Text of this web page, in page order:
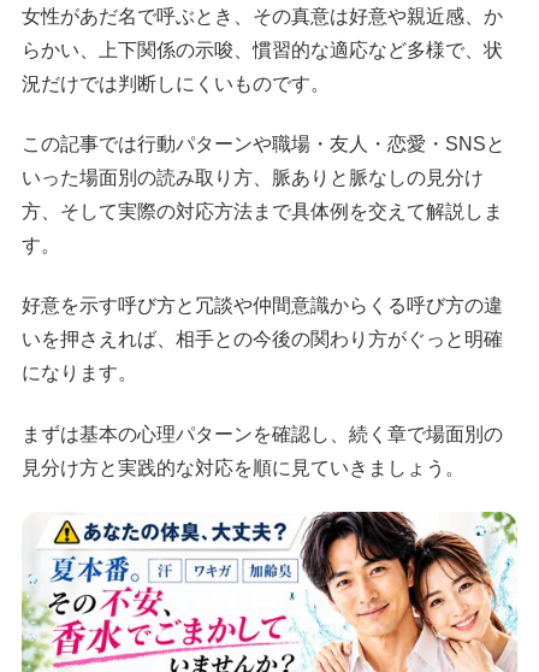
女性があだ名で呼ぶとき、その真意は好意や親近感、か
らかい、上下関係の示唆、慣習的な適応など多様で、状
況だけでは判断しにくいものです。
この記事では行動パターンや職場・友人・恋愛・SNSと
いった場面別の読み取り方、脈ありと脈なしの見分け
方、そして実際の対応方法まで具体例を交えて解説しま
す。
好意を示す呼び方と冗談や仲間意識からくる呼び方の違
いを押さえれば、相手との今後の関わり方がぐっと明確
になります。
まずは基本の心理パターンを確認し、続く章で場面別の
見分け方と実践的な対応を順に見ていきましょう。